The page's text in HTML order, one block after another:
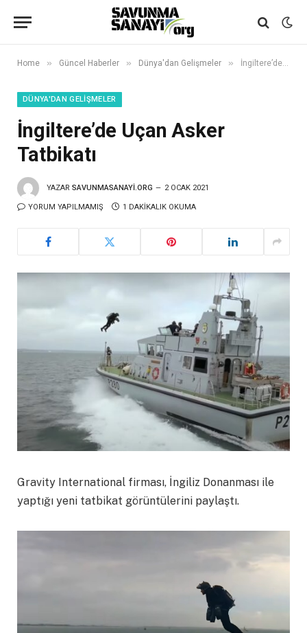
Home » Güncel Haberler » Dünya'dan Gelişmeler » İngiltere’de Uçan Asker Tatbikatı
DÜNYA'DAN GELIŞMELER
İngiltere’de Uçan Asker
Tatbikatı
YAZAR SAVUNMASANAYI.ORG 2 OCAK 2021
YORUM YAPILMAMIŞ 1 DAKIKALIK OKUMA
Gravity International firması, İngiliz Donanması ile
yaptığı yeni tatbikat görüntülerini paylaştı.